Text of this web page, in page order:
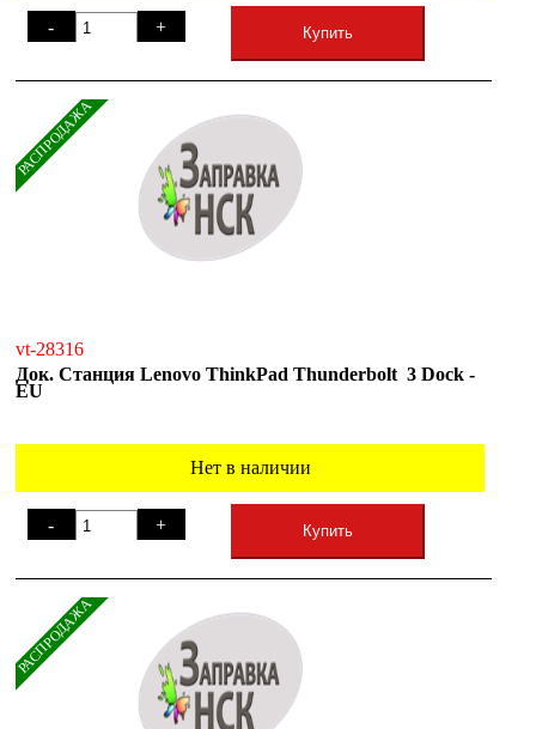
- + Купить
РАСПРОДАЖА
vt-28316
Док. Станция Lenovo ThinkPad Thunderbolt 3 Dock -
EU
Нет в наличии
- + Купить
РАСПРОДАЖА